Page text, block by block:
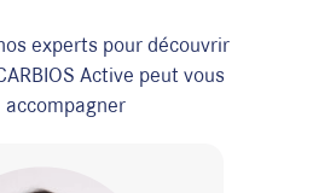
experts pour découvrir
Active peut vous
accompagner